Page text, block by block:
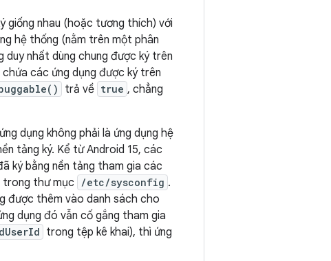
giống nhau (hoặc tương thích) với
hệ thống (nằm trên một phân
duy nhất dùng chung được ký trên
chứa các ứng dụng được ký trên
trả về true , chẳng
dụng không phải là ứng dụng hệ
tảng ký. Kể từ Android 15, các
ký bằng nền tảng tham gia các
trong thư mục
/etc/sysconfig .
được thêm vào danh sách cho
dụng đó vẫn cố gắng tham gia
trong tệp kê khai), thì ứng